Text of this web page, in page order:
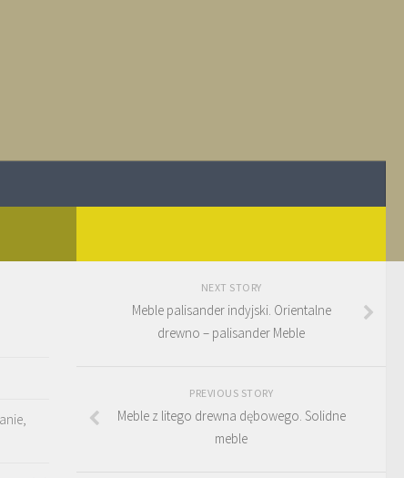
NEXT STORY
Meble palisander indyjski. Orientalne
drewno – palisander Meble
PREVIOUS STORY
Meble z litego drewna dębowego. Solidne
meble